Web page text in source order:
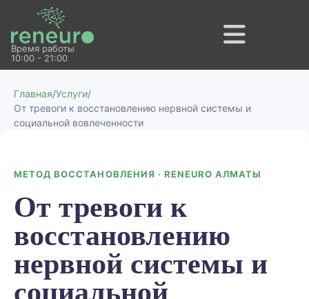
Время работы
10:00 - 21:00
Главная/Услуги/
От тревоги к восстановлению нервной системы и
социальной вовлеченности
МЕТОД ВОССТАНОВЛЕНИЯ · RENEURO АЛМАТЫ
От тревоги к
восстановлению
нервной системы и
социальной